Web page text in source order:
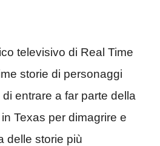
televisivo di Real Time
storie di personaggi
entrare a far parte della
Texas per dimagrire e
delle storie più